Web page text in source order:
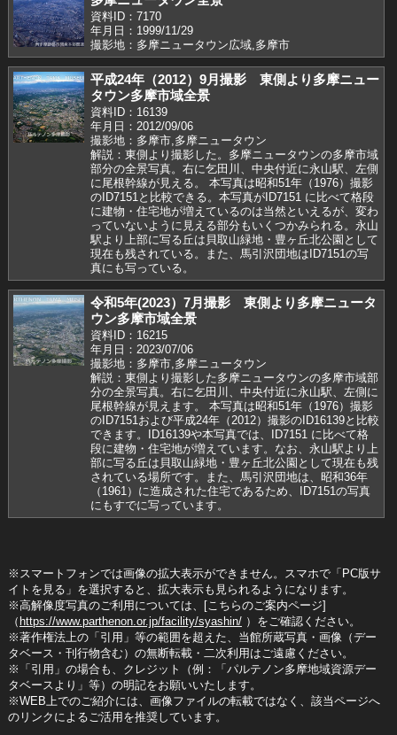
資料ID：7170
年月日：1999/11/29
撮影地：多摩ニュータウン広域,多摩市
平成24年（2012）9月撮影 東側より多摩ニュー
タウン多摩市域全景
資料ID：16139
年月日：2012/09/06
撮影地：多摩市,多摩ニュータウン
解説：東側より撮影した。多摩ニュータウンの多摩市域
部分の全景写真。右に乞田川、中央付近に永山駅、左側
に尾根幹線が見える。 本写真は昭和51年（1976）撮影
のID7151と比較できる。本写真がID7151 に比べて格段
に建物・住宅地が増えているのは当然といえるが、変わ
っていないように見える部分もいくつかみられる。永山
駅より上部に写る丘は貝取山緑地・豊ヶ丘北公園として
現在も残されている。また、馬引沢団地はID7151の写
真にも写っている。
令和5年(2023）7月撮影 東側より多摩ニュータ
ウン多摩市域全景
資料ID：16215
年月日：2023/07/06
撮影地：多摩市,多摩ニュータウン
解説：東側より撮影した多摩ニュータウンの多摩市域部
分の全景写真。右に乞田川、中央付近に永山駅、左側に
尾根幹線が見えます。 本写真は昭和51年（1976）撮影
のID7151および平成24年（2012）撮影のID16139と比較
できます。ID16139や本写真では、ID7151 に比べて格
段に建物・住宅地が増えています。なお、永山駅より上
部に写る丘は貝取山緑地・豊ヶ丘北公園として現在も残
されている場所です。また、馬引沢団地は、昭和36年
（1961）に造成された住宅であるため、ID7151の写真
にもすでに写っています。
※スマートフォンでは画像の拡大表示ができません。スマホで「PC版サ
イトを見る」を選択すると、拡大表示も見られるようになります。
※高解像度写真のご利用については、[こちらのご案内ページ]
（ https://www.parthenon.or.jp/facility/syashin/）をご確認ください。
※著作権法上の「引用」等の範囲を超えた、当館所蔵写真・画像（デー
タベース・刊行物含む）の無断転載・二次利用はご遠慮ください。
※「引用」の場合も、クレジット（例：「パルテノン多摩地域資源デー
タベースより」等）の明記をお願いいたします。
※WEB上でのご紹介には、画像ファイルの転載ではなく、該当ページへ
のリンクによるご活用を推奨しています。